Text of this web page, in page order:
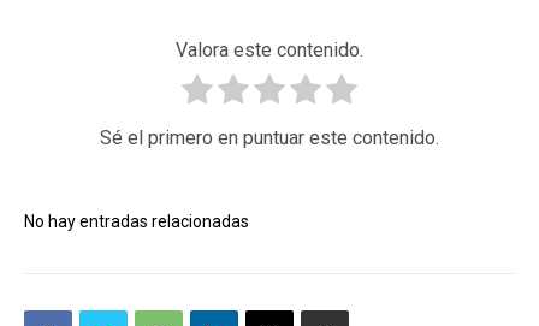
Valora este contenido.
Sé el primero en puntuar este contenido.
No hay entradas relacionadas